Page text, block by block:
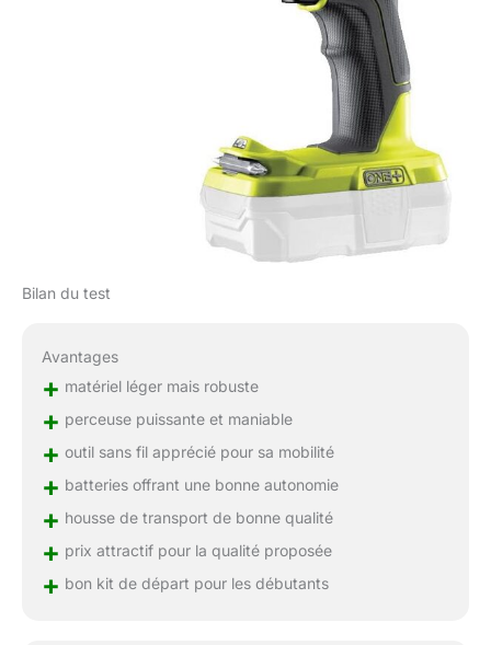
son produit dans les 30 jours
suivants la date d’achat. La
d’enregistrement ainsi que la
facture originale mentionnant
la date d’achat serviront de
preuve d’extension de la.
Bilan du test
Avantages
+ matériel léger mais robuste
+ perceuse puissante et maniable
+ outil sans fil apprécié pour sa mobilité
+ batteries offrant une bonne autonomie
+ housse de transport de bonne qualité
+ prix attractif pour la qualité proposée
+ bon kit de départ pour les débutants